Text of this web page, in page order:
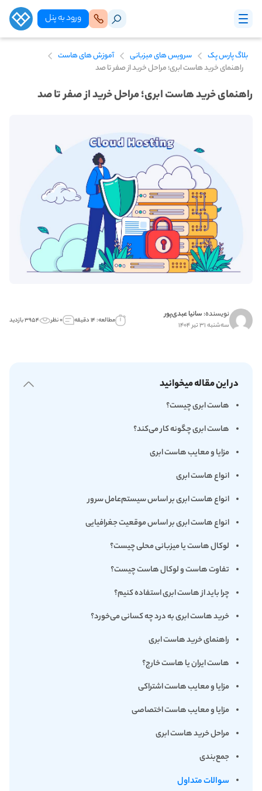
ورود‌ به‌ پنل
بلاگ پارس پک سرویس های میزبانی
آموزش های هاست
راهنمای خرید هاست ابری؛ مراحل خرید از صفر تا صد
راهنمای خرید هاست ابری؛ مراحل خرید از صفر تا صد
نویسنده: سانیا عبدی‌پور
سه‌شنبه ۳۱ تیر ۱۴۰۴ مطالعه: ۱۴ دقیقه ۰ نظر ۳۹۵۴ بازدید
در این مقاله میخوانید
هاست ابری چیست؟
هاست ابری چگونه کار می‌کند؟
مزایا و معایب هاست ابری
انواع هاست ابری
انواع هاست ابری بر اساس سیستم‌عامل سرور
انواع هاست ابری بر اساس موقعیت جغرافیایی
لوکال هاست یا میزبانی محلی چیست؟
تفاوت هاست و لوکال هاست چیست؟
چرا باید از هاست ابری استفاده کنیم؟
خرید هاست ابری به درد چه کسانی می‌خورد؟
راهنمای خرید هاست ابری
هاست ایران یا هاست خارج؟
مزایا و معایب هاست اشتراکی
مزایا و معایب هاست اختصاصی
مراحل خرید هاست ابری
جمع‌بندی
سوالات متداول